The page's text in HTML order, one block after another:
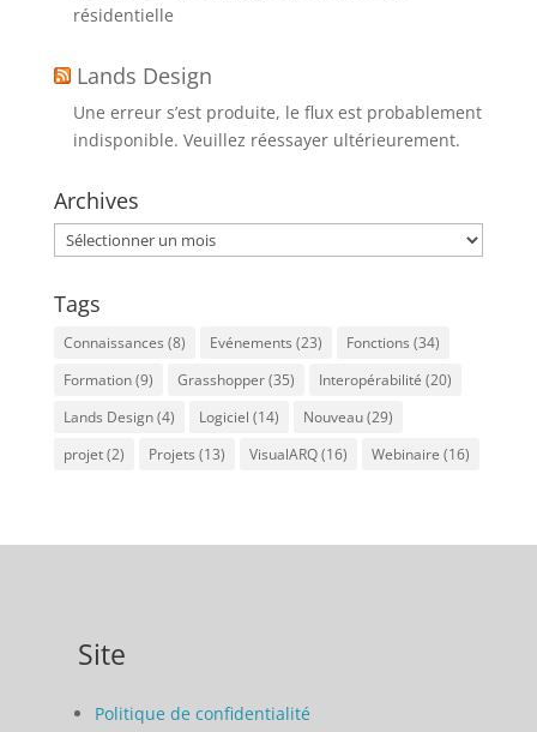
résidentielle
Lands Design
Une erreur s’est produite, le flux est probablement
indisponible. Veuillez réessayer ultérieurement.
Archives
Archives
Tags
Connaissances (8) Evénements (23) Fonctions (34)
Formation(9) Grasshopper(35) Interopérabilité (20)
Lands Design(4) Logiciel (14) Nouveau(29)
projet(2) Projets (13) VisualARQ(16) Webinaire (16)
Site
Politique de confidentialité